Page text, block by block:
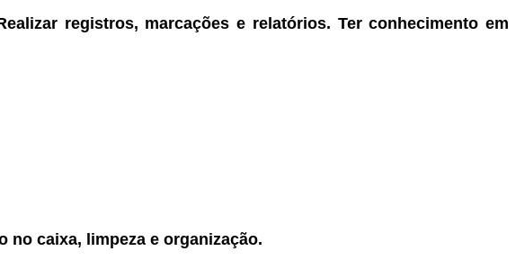
registros, marcações e relatórios. Ter conhecimento em
no caixa, limpeza e organização.